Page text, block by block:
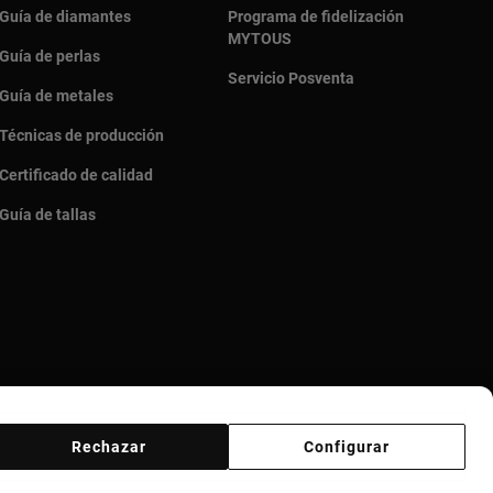
Guía de diamantes
Guía de perlas
Guía de metales
Técnicas de producción
Certificado de calidad
Guía de tallas
Programa de fidelización
MYTOUS
Servicio Posventa
Configurar
Rechazar